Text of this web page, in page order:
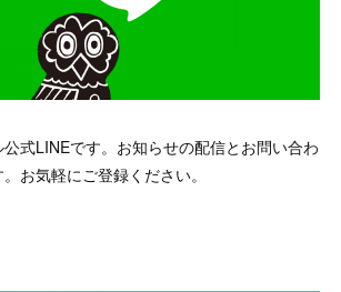
式LINEです。お知らせの配信とお問い合わ
お気軽にご登録ください。